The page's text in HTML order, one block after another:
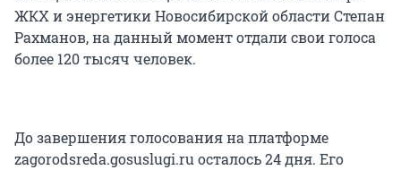
ЖКХ и энергетики Новосибирской области Степан
Рахманов, на данный момент отдали свои голоса
более 120 тысяч человек.
До завершения голосования на платформе
zagorodsreda.gosuslugi.ru осталось 24 дня. Его